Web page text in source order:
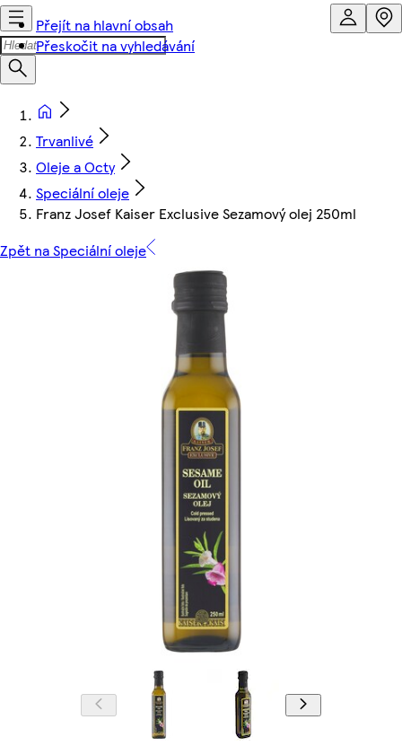
Přejít na hlavní obsah
Přeskočit na vyhledávání
Trvanlivé
Oleje a Octy
Speciální oleje
Franz Josef Kaiser Exclusive Sezamový olej 250ml
Zpět na Speciální oleje